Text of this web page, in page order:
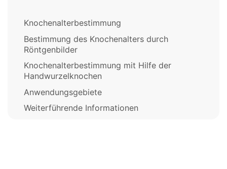
Knochenalterbestimmung
Bestimmung des Knochenalters durch
Röntgenbilder
Knochenalterbestimmung mit Hilfe der
Handwurzelknochen
Anwendungsgebiete
Weiterführende Informationen